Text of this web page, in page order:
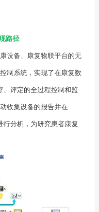
路径
设备、康复物联平台的无
制系统，实现了在康复数
、评定的全过程控制和监
收集设备的报告并在
行分析，为研究患者康复